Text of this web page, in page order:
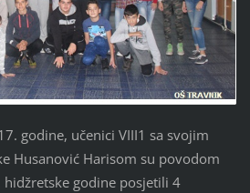
godine, učenici VIII1 sa svojim
Husanović Harisom su povodom
godine posjetili 4